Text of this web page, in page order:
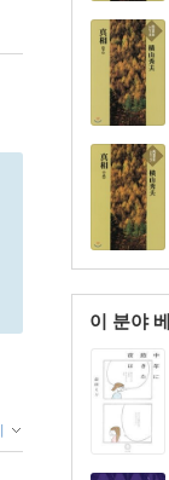
이 분야